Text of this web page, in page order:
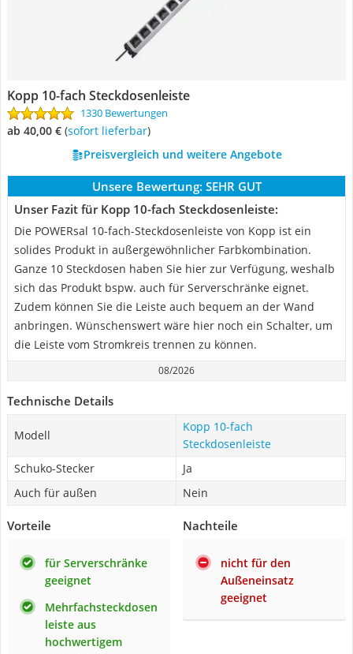
Kopp 10-fach Steckdosenleiste
1330 Bewertungen
ab 40,00 € ( Sofort lieferbar)
Preisvergleich und weitere Angebote
Unsere Bewertung: SEHR GUT
Unser Fazit für Kopp 10-fach Steckdosenleiste:
Die POWERsal 10-fach-Steckdosenleiste von Kopp ist ein
solides Produkt in außergewöhnlicher Farbkombination.
Ganze 10 Steckdosen haben Sie hier zur Verfügung, weshalb
sich das Produkt bspw. auch für Serverschränke eignet.
Zudem können Sie die Leiste auch bequem an der Wand
anbringen. Wünschenswert wäre hier noch ein Schalter, um
die Leiste vom Stromkreis trennen zu können.
08/2026
Technische Details
Modell
Kopp 10-fach
Steckdosenleiste
Schuko-Stecker
Ja
Auch für außen
Nein
Vorteile
für Serverschränke
geeignet
Mehrfachsteckdosen
leiste aus
hochwertigem
Nachteile
nicht für den
Außeneinsatz
geeignet